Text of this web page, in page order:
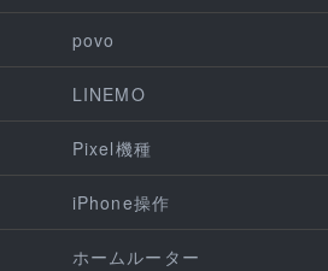
povo
LINEMO
Pixel機種
iPhone操作
ホームルーター